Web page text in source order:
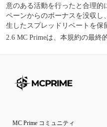
意のある活動を行ったと合理的
ペーンからのボーナスを没収し
生したスプレッドリベートを保
2.6 MC Primeは、本規約の最終
MC Prime コミュニティ